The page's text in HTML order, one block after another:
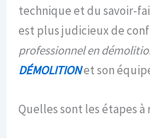
technique et du savoir-
est plus judicieux de
professionnel en
DÉMOLITIONet son
Quelles sont les étapes